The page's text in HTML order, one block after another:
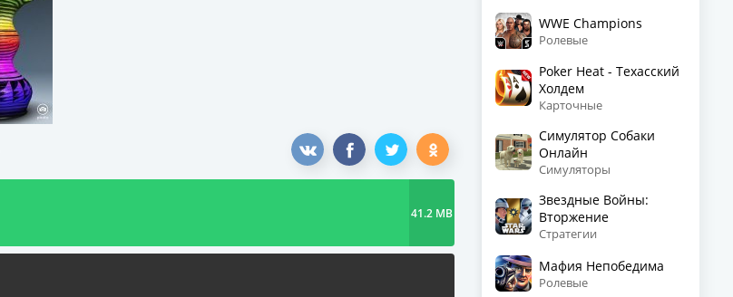
41.2 MB
WWE Champions
Ролевые
Poker Heat - Техасский
Холдем
Карточные
Симулятор Собаки
Онлайн
Симуляторы
Звездные Войны:
Вторжение
Стратегии
Мафия Непобедима
Ролевые